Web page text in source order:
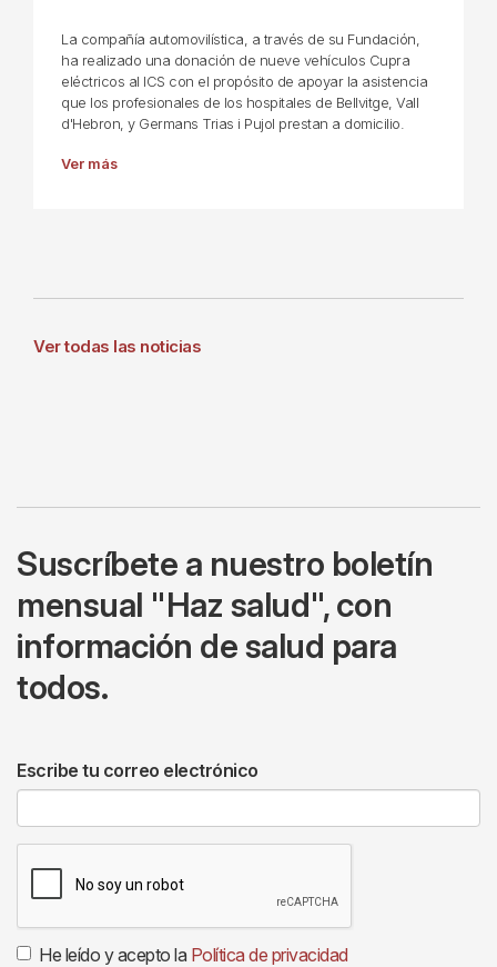
La compañía automovilística, a través de su Fundación,
ha realizado una donación de nueve vehículos Cupra
eléctricos al ICS con el propósito de apoyar la asistencia
que los profesionales de los hospitales de Bellvitge, Vall
d'Hebron, y Germans Trias i Pujol prestan a domicilio.
Ver más
Ver todas las noticias
Suscríbete a nuestro boletín
mensual "Haz salud", con
información de salud para
todos.
Escribe tu correo electrónico
He leído y acepto la Política de privacidad